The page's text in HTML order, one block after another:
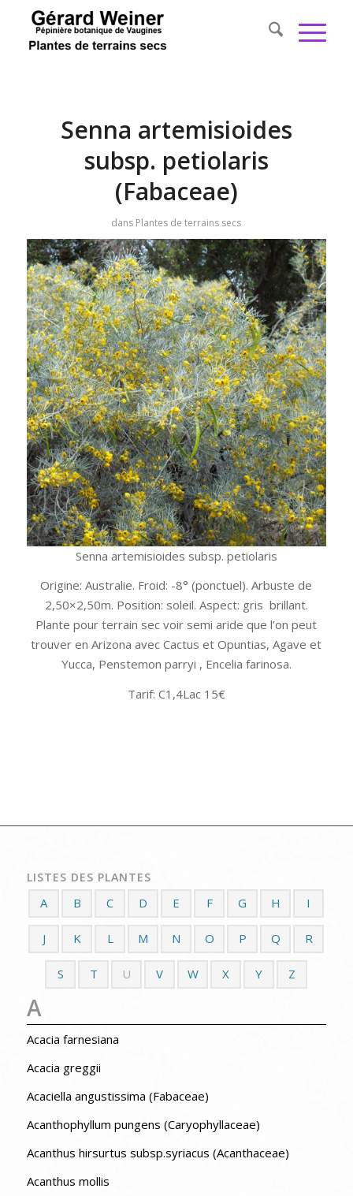
Senna artemisioides
subsp. petiolaris
(Fabaceae)
dans Plantes de terrains secs
Senna artemisioides subsp. petiolaris
Origine: Australie. Froid: -8° (ponctuel). Arbuste de
2,50×2,50m. Position: soleil. Aspect: gris brillant.
Plante pour terrain sec voir semi aride que l’on peut
trouver en Arizona avec Cactus et Opuntias, Agave et
Yucca, Penstemon parryi , Encelia farinosa.
Tarif: C1,4Lac 15€
LISTES DES PLANTES
A B C D E F G H I
J K L M N O P Q R
S T U V W X Y Z
A
Acacia farnesiana
Acacia greggii
Acaciella angustissima (Fabaceae)
Acanthophyllum pungens (Caryophyllaceae)
Acanthus hirsurtus subsp.syriacus (Acanthaceae)
Acanthus mollis